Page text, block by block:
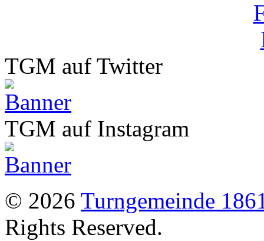
TGM auf Twitter
TGM auf Instagram
© 2026 Turngemeinde
Rights Reserved.